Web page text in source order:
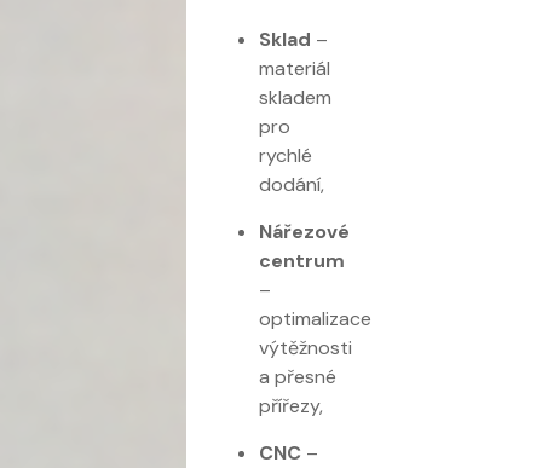
Sklad –
materiál
skladem
pro
rychlé
dodání,
Nářezové
centrum
–
optimalizace
výtěžnosti
a přesné
přířezy,
CNC –